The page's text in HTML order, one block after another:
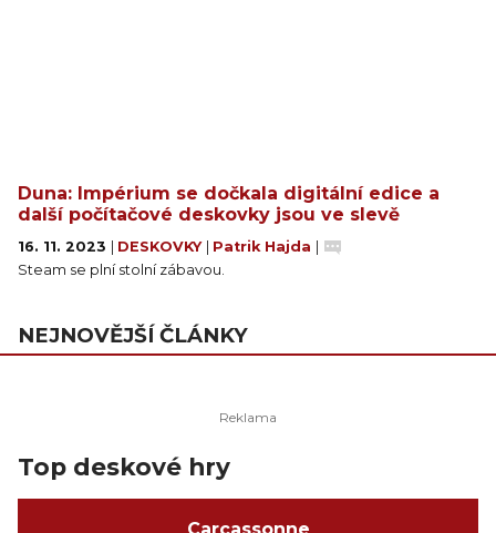
Duna: Impérium se dočkala digitální edice a
další počítačové deskovky jsou ve slevě
16. 11. 2023 DESKOVKY Patrik Hajda
Steam se plní stolní zábavou.
NEJNOVĚJŠÍ ČLÁNKY
Top deskové hry